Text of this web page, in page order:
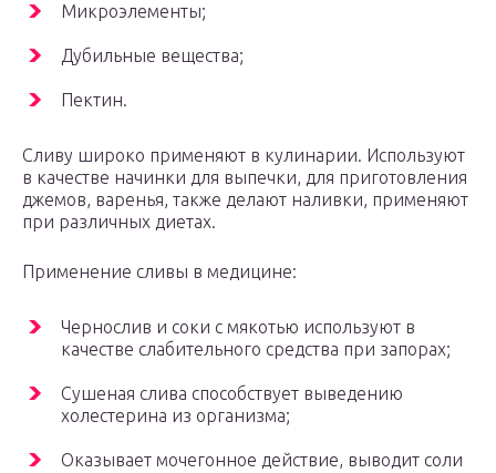
Микроэлементы;
Дубильные вещества;
Пектин.
Сливу широко применяют в кулинарии. Используют
в качестве начинки для выпечки, для приготовления
джемов, варенья, также делают наливки, применяют
при различных диетах.
Применение сливы в медицине:
Чернослив и соки с мякотью используют в
качестве слабительного средства при запорах;
Сушеная слива способствует выведению
холестерина из организма;
Оказывает мочегонное действие, выводит соли